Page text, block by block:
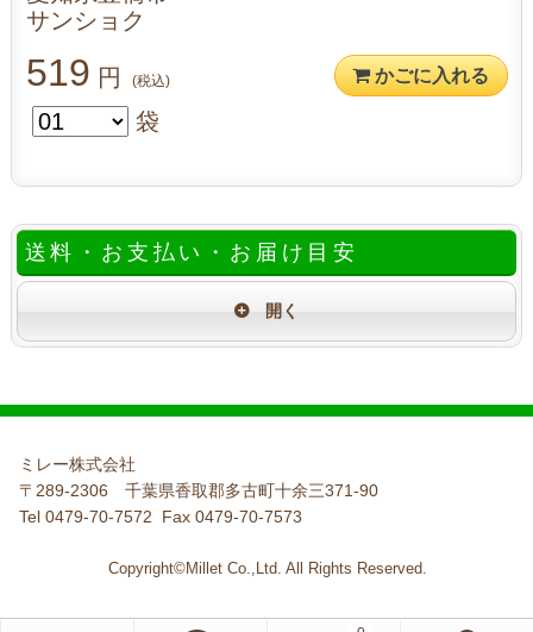
サンショク
519 円 (税込) かごに入れる
袋
送料・お支払い・お届け目安
ミレー株式会社
〒289-2306 千葉県香取郡多古町十余三371-90
Tel 0479-70-7572 Fax 0479-70-7573
Copyright©Millet Co.,Ltd. All Rights Reserved.